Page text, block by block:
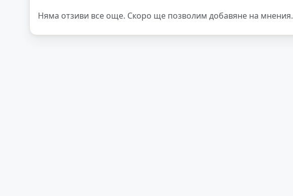
Няма отзиви все още. Скоро ще позволим добавяне на мнения.